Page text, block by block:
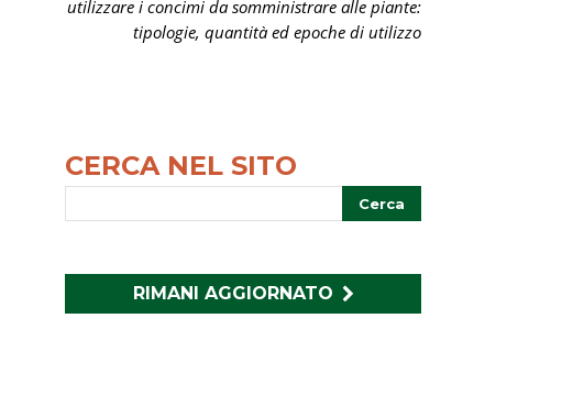
utilizzare i concimi da somministrare alle piante:
tipologie, quantità ed epoche di utilizzo
CERCA NEL SITO
RIMANI AGGIORNATO